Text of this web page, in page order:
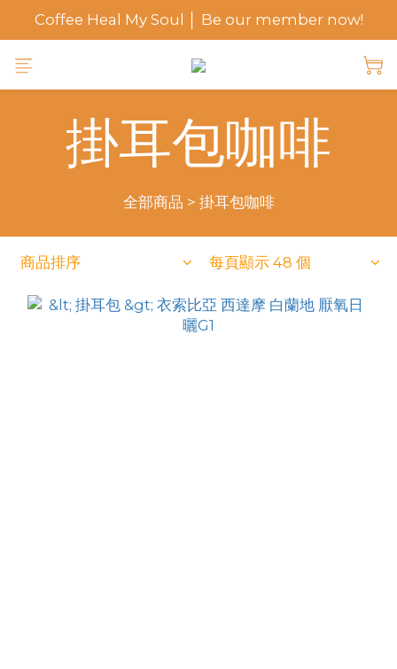
Coffee Heal My Soul │ Be our member now!
掛耳包咖啡
全部商品 > 掛耳包咖啡
商品排序 每頁顯示 48 個